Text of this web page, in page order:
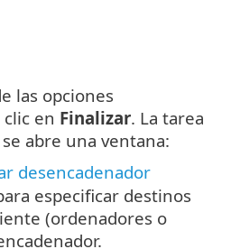
las opciones
en Finalizar. La tarea
abre una ventana:
desencadenador
especificar destinos
(ordenadores o